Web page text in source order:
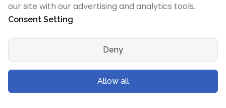
गिगाग्राम को पीकोग्राम में बदलें
गिगाग्राम को फ़ेम्टोग्राम में बदलें
गिगाग्राम को Quintal (UK) में बदलें
गिगाग्राम को Hundredweight (UK) में बदलें
गिगाग्राम को Scruple (apothecary) में बदलें
our site with our advertising and analytics tools.
Consent Setting
Deny
Allow all